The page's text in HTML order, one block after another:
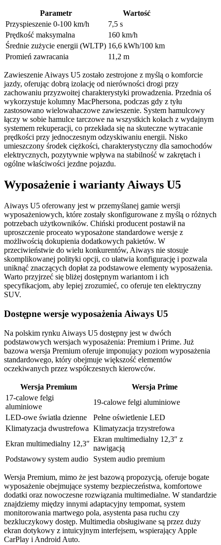
Parametr
Wartość
Przyspieszenie 0-100 km/h
7,5 s
Prędkość maksymalna
160 km/h
Średnie zużycie energii (WLTP) 16,6 kWh/100 km
Promień zawracania
11,2 m
Zawieszenie Aiways U5 zostało zestrojone z myślą o komforcie
jazdy, oferując dobrą izolację od nierówności drogi przy
zachowaniu przyzwoitej charakterystyki prowadzenia. Przednia oś
wykorzystuje kolumny MacPhersona, podczas gdy z tyłu
zastosowano wielowahaczowe zawieszenie. System hamulcowy
łączy w sobie hamulce tarczowe na wszystkich kołach z wydajnym
systemem rekuperacji, co przekłada się na skuteczne wytracanie
prędkości przy jednoczesnym odzyskiwaniu energii. Nisko
umieszczony środek ciężkości, charakterystyczny dla samochodów
elektrycznych, pozytywnie wpływa na stabilność w zakrętach i
ogólne właściwości jezdne pojazdu.
Wyposażenie i warianty Aiways U5
Aiways U5 oferowany jest w przemyślanej gamie wersji
wyposażeniowych, które zostały skonfigurowane z myślą o różnych
potrzebach użytkowników. Chiński producent postawił na
uproszczenie proceato wyposażone standardowe wersje z
możliwością dokupienia dodatkowych pakietów. W
przeciwieństwie do wielu konkurentów, Aiways nie stosuje
skomplikowanej polityki opcji, co ułatwia konfigurację i pozwala
uniknąć znaczących dopłat za podstawowe elementy wyposażenia.
Warto przyjrzeć się bliżej dostępnym wariantom i ich
specyfikacjom, aby lepiej zrozumieć, co oferuje ten elektryczny
SUV.
Dostępne wersje wyposażenia Aiways U5
Na polskim rynku Aiways U5 dostępny jest w dwóch
podstawowych wersjach wyposażenia: Premium i Prime. Już
bazowa wersja Premium oferuje imponujący poziom wyposażenia
standardowego, który obejmuje większość elementów
oczekiwanych przez współczesnych kierowców.
Wersja Premium
Wersja Prime
17-calowe felgi
aluminiowe
19-calowe felgi aluminiowe
LED-owe światła dzienne
Pełne oświetlenie LED
Klimatyzacja dwustrefowa Klimatyzacja trzystrefowa
Ekran multimedialny 12,3″
Ekran multimedialny 12,3″ z
nawigacją
Podstawowy system audio
System audio premium
Wersja Premium, mimo że jest bazową propozycją, oferuje bogate
wyposażenie obejmujące systemy bezpieczeństwa, komfortowe
dodatki oraz nowoczesne rozwiązania multimedialne. W standardzie
znajdziemy między innymi adaptacyjny tempomat, system
monitorowania martwego pola, asystenta pasa ruchu czy
bezkluczykowy dostęp. Multimedia obsługiwane są przez duży
ekran dotykowy z intuicyjnym interfejsem, wspierający Apple
CarPlay i Android Auto.